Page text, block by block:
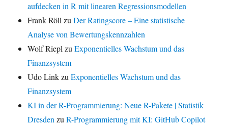
aufdecken in R mit linearen Regressionsmodellen
Frank Röll zuDer Ratingscore – Eine statistische
Analyse von Bewertungskennzahlen
Wolf Riepl zuExponentielles Wachstum und das
Finanzsystem
Udo LinkzuExponentielles Wachstum und das
Finanzsystem
KI in der R-Programmierung: Neue R-Pakete | Statistik
Dresden zuR-Programmierung mit KI: GitHub Copilot